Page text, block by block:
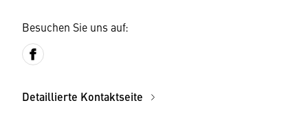
Besuchen Sie uns auf:
Detaillierte Kontaktseite